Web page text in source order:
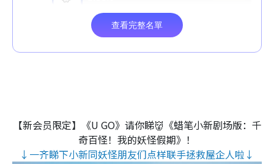
【新会员限定】《U GO》请你睇👹《蜡笔小新剧场版：千
奇百怪！我的妖怪假期》！
↓一齐睇下小新同妖怪朋友们点样联手拯救屋企人啦↓